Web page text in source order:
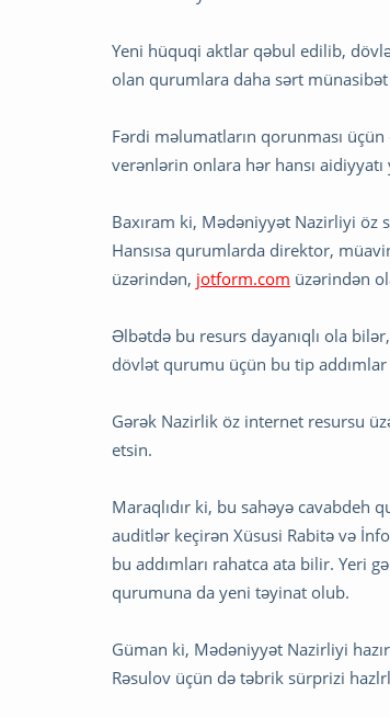
Yeni hüquqi aktlar qəbul edilib,
olan qurumlara daha sərt
Fərdi məlumatların qorunması
verənlərin onlara hər hansı
Baxıram ki, Mədəniyyət Nazirliyi öz
Hansısa qurumlarda direktor,
üzərindən, jotform.com üzərindən
Əlbətdə bu resurs dayanıqlı ola
dövlət qurumu üçün bu tip
Gərək Nazirlik öz internet resursu
etsin.
Maraqlıdır ki, bu sahəyə cavabdeh
auditlər keçirən Xüsusi Rabitə və
bu addımları rahatca ata bilir. Yeri
qurumuna da yeni təyinat olub.
Güman ki, Mədəniyyət Nazirliyi
Rəsulov üçün də təbrik sürprizi